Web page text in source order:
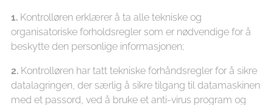
1. Kontrolløren erklærer å ta alle tekniske og
organisatoriske forholdsregler som er nødvendige for å
beskytte den personlige informasjonen;
2. Kontrolløren har tatt tekniske forhåndsregler for å sikre
datalagringen, der særlig å sikre tilgang til datamaskinen
med et passord, ved å bruke et anti-virus program og